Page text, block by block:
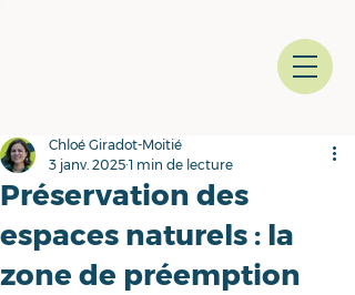
Préservation des
espaces naturels : la
zone de préemption
Chloé Giradot-Moitié
3 janv. 2025 1 min de lecture